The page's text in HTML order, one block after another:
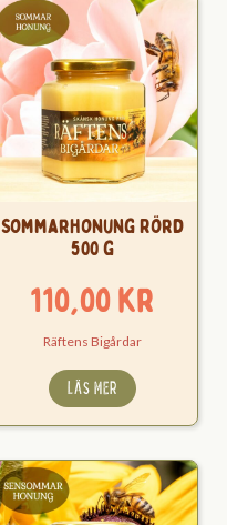
Sommarhonung Rörd
500 g
110,00kr
Räftens Bigårdar
LÄS MER